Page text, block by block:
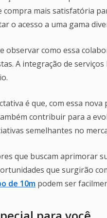
compra mais satisfatória
o acesso a uma gama
observar como essa
A integração de
é que, com essa
contribuir para a
semelhantes no
que buscam aprimorar
que surgirão
de 10m podem ser